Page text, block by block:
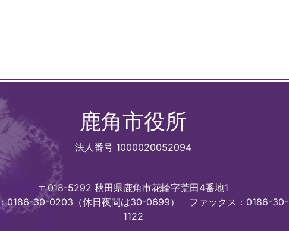
鹿角市役所
法人番号 1000020052094
〒018-5292 秋田県鹿角市花輪字荒田4番地1
0186-30-0203（休日夜間は30-0699）
ファックス：0186-30-
1122